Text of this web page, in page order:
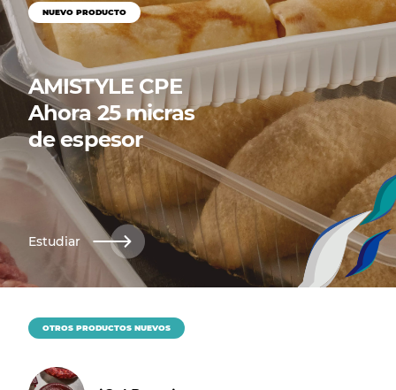
NUEVO PRODUCTO
AMISTYLE CPE
Ahora 25 micras
de espesor
Estudiar
OTROS PRODUCTOS NUEVOS